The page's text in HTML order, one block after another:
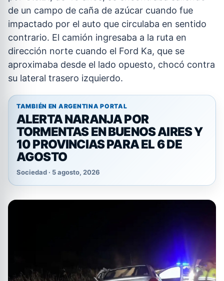
de un campo de caña de azúcar cuando fue
impactado por el auto que circulaba en sentido
contrario. El camión ingresaba a la ruta en
dirección norte cuando el Ford Ka, que se
aproximaba desde el lado opuesto, chocó contra
su lateral trasero izquierdo.
TAMBIÉN EN ARGENTINA PORTAL
ALERTA NARANJA POR
TORMENTAS EN BUENOS AIRES Y
10 PROVINCIAS PARA EL 6 DE
AGOSTO
Sociedad · 5 agosto, 2026